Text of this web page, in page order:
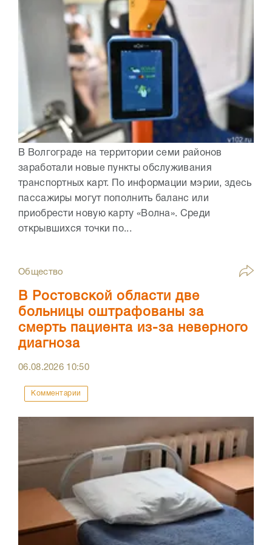
В Волгограде на территории семи районов
заработали новые пункты обслуживания
транспортных карт. По информации мэрии, здесь
пассажиры могут пополнить баланс или
приобрести новую карту «Волна». Среди
открывшихся точки по...
Общество
В Ростовской области две
больницы оштрафованы за
смерть пациента из-за неверного
диагноза
06.08.2026 10:50
Комментарии